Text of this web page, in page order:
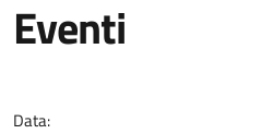
Eventi
Data: